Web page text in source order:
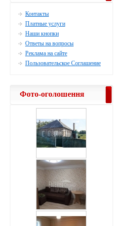
Контакты
Платные услуги
Наши кнопки
Ответы на вопросы
Реклама на сайте
Пользовательское Соглашение
Фото-оголошення